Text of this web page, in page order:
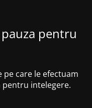
pentru
care le efectuam
intelegere.